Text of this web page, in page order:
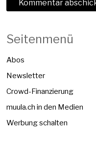
Seitenmenü
Abos
Newsletter
Crowd-Finanzierung
muula.ch in den Medien
Werbung schalten